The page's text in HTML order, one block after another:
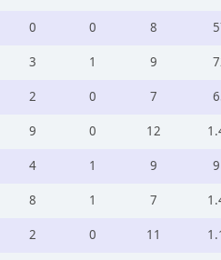
0 0 8
3 1 9
2 0 7
9 0 12
4 1 9
8 1 7
2 0 11